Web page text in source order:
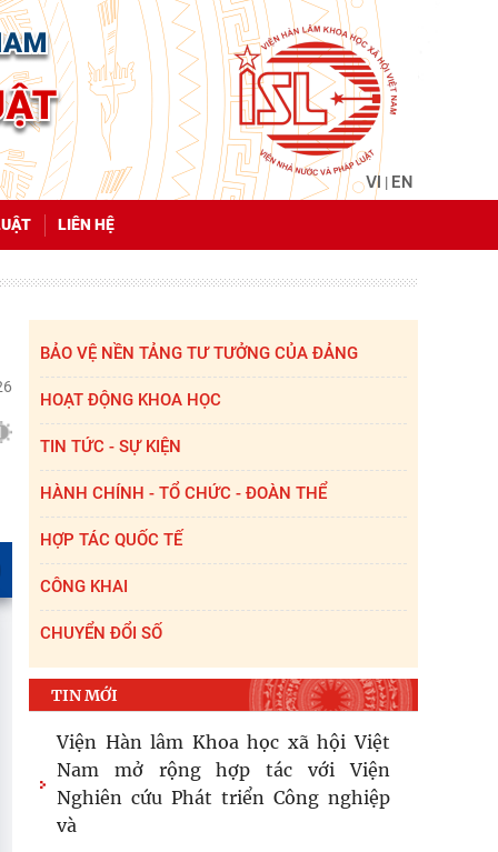
VI | EN
LIÊN HỆ
BẢO VỆ NỀN TẢNG TƯ TƯỞNG CỦA ĐẢNG
HOẠT ĐỘNG KHOA HỌC
TIN TỨC - SỰ KIỆN
HÀNH CHÍNH - TỔ CHỨC - ĐOÀN THỂ
HỢP TÁC QUỐC TẾ
CÔNG KHAI
CHUYỂN ĐỔI SỐ
TIN MỚI
Viện Hàn lâm Khoa học xã hội Việt
Nam mở rộng hợp tác với Viện
Nghiên cứu Phát triển Công nghiệp
và